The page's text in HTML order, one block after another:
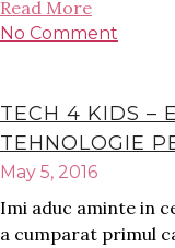
Read More
No Comment
TECH 4 KIDS –
TEHNOLOGIE
May 5, 2016
Imi aduc aminte in
a cumparat primul